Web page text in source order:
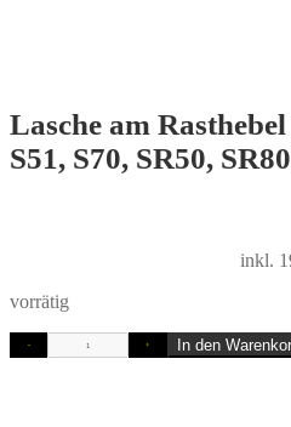
Lasche am
S51, S70, SR50,
inkl.
vorrätig
- + In den